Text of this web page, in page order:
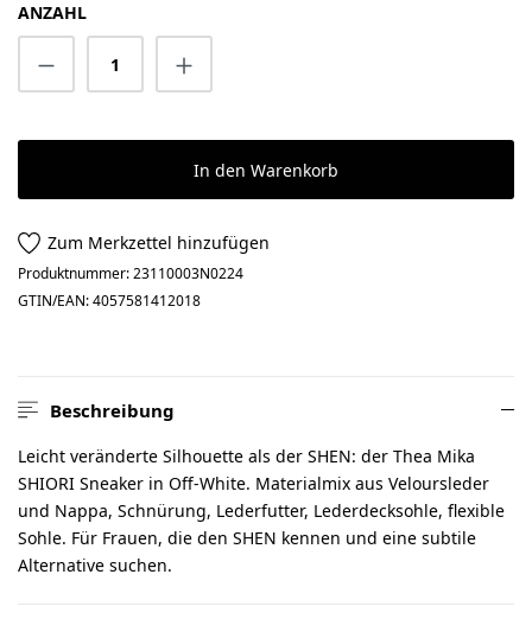
ANZAHL
Produkt Anzahl: Gib den gewünschten
In den Warenkorb
Zum Merkzettel hinzufügen
Produktnummer:23110003N0224
GTIN/EAN:4057581412018
Beschreibung
Leicht veränderte Silhouette als der SHEN: der Thea Mika
SHIORI Sneaker in Off-White. Materialmix aus Veloursleder
und Nappa, Schnürung, Lederfutter, Lederdecksohle, flexible
Sohle. Für Frauen, die den SHEN kennen und eine subtile
Alternative suchen.